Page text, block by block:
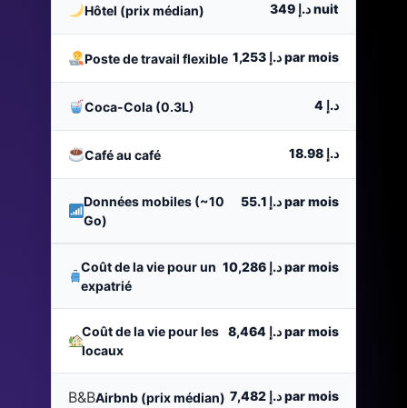
Hôtel (prix médian) د.إ 349nuit
Poste de travail flexible د.إ 1,253par mois
Coca-Cola (0.3L) د.إ 4
Café au café د.إ 18.98
Données mobiles (~10
Go)
د.إ 55.1par mois
Coût de la vie pour un
expatrié
د.إ 10,286par mois
Coût de la vie pour les
locaux
د.إ 8,464par mois
B&BAirbnb (prix médian) د.إ 7,482par mois